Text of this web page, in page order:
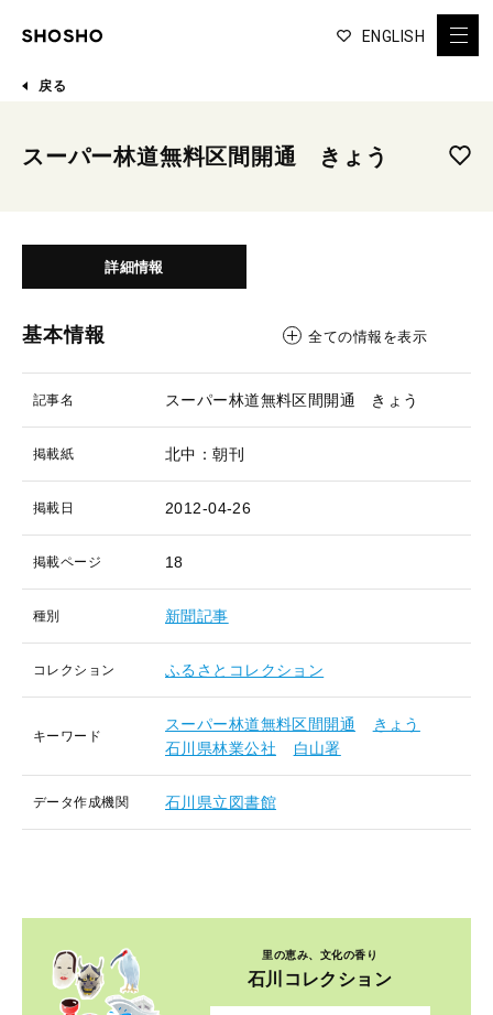
ENGLISH
戻る
スーパー林道無料区間開通 きょう
詳細情報
基本情報 全ての情報を表示
記事名 スーパー林道無料区間開通 きょう
掲載紙 北中：朝刊
掲載日 2012-04-26
掲載ページ 18
種別 新聞記事
コレクション ふるさとコレクション
キーワード
スーパー林道無料区間開通
きょう
石川県林業公社
白山署
データ作成機関 石川県立図書館
里の恵み、文化の香り
石川コレクション